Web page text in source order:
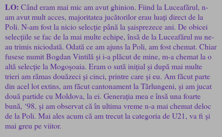
LO: Când eram mai mic am avut ghinion. Fiind la Luceafărul, n-
am avut mult acces, majoritatea jucătorilor erau luați direct de la
Poli. N-am fost la nicio selecție până la șaisprezece ani. De obicei
selecțiile se fac de la mai multe echipe, însă de la Luceafărul nu ne-
au trimis niciodată. Odată ce am ajuns la Poli, am fost chemat. Chiar
fusese numit Bogdan Vintilă și i-a plăcut de mine, m-a chemat la o
altă selecție la Mogoșoaia. Eram o sută inițial și după mai multe
trieri am rămas douăzeci și cinci, printre care și eu. Am făcut parte
din acel lot extins, am făcut cantonament la Tărlungeni, și am jucat
două partide cu Moldova, la ei. Generația mea e însă una foarte
bună, ‘98, și am observat că în ultima vreme n-a mai chemat deloc
de la Poli. Mai ales acum că am trecut la categoria de U21, va fi și
mai greu pe viitor.